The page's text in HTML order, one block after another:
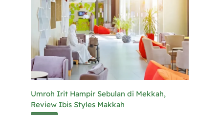
Umroh Irit Hampir Sebulan di Mekkah,
Review Ibis Styles Makkah